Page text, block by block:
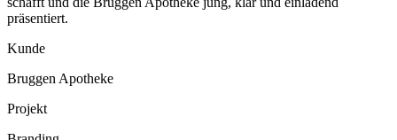
präsentiert.
Kunde
Bruggen Apotheke
Projekt